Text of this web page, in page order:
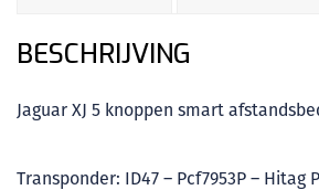
BESCHRIJVING
Jaguar XJ 5 knoppen smart
Transponder: ID47 – Pcf7953P – Hitag